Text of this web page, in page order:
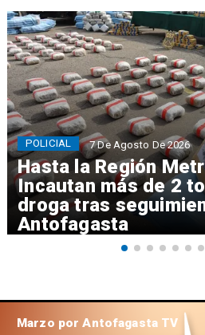
Hasta la Región
Incautan más de 2
droga tras
Antofagasta
POLICIAL 7 De Agosto De 2026
Marzo por Antofagasta TV